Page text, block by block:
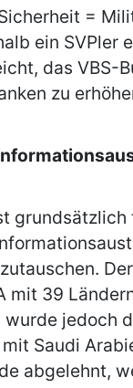
=
ein SVPler
das VBS-
zu
grundsätzlich
mit 39
wurde jedoch
Saudi
abgelehnt,